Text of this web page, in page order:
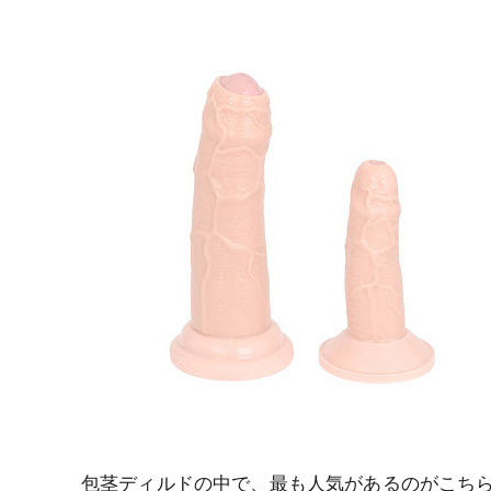
包茎ディルドの中で、最も人気があるのがこち